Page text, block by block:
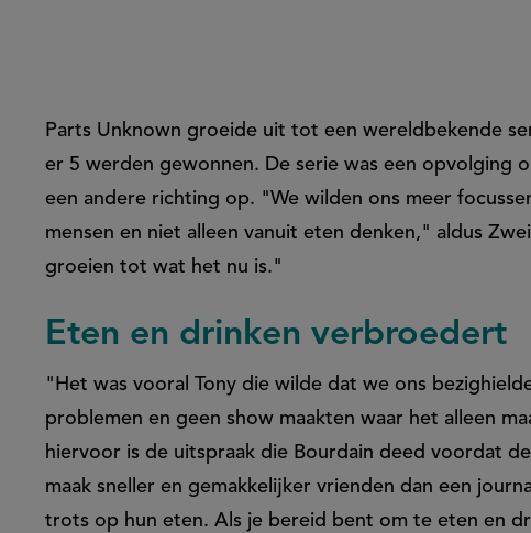
Parts Unknown groeide uit tot een wereldbekende
er 5 werden gewonnen. De serie was een opvolging
een andere richting op. "We wilden ons meer
mensen en niet alleen vanuit eten denken," aldus
groeien tot wat het nu is."
Eten en drinken verbroedert
"Het was vooral Tony die wilde dat we ons
problemen en geen show maakten waar het alleen
hiervoor is de uitspraak die Bourdain deed voordat
maak sneller en gemakkelijker vrienden dan een
trots op hun eten. Als je bereid bent om te eten en